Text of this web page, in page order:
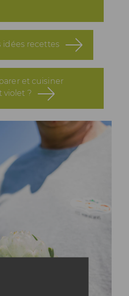
idées recettes
et cuisiner
violet ?